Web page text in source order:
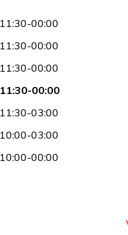
11:30-00:00
11:30-00:00
11:30-00:00
11:30-00:00
11:30-03:00
10:00-03:00
10:00-00:00